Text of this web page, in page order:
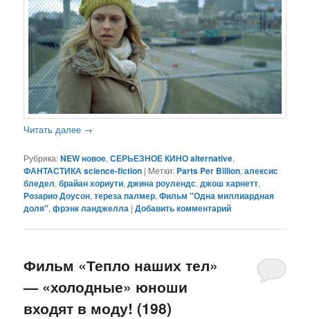
Читать далее →
Рубрика:NEW новое,СЕРЬЕЗНОЕ КИНО alternative,
ФАНТАСТИКА science-fiction | Метки: Parts Per Billion,алексис
бледел,брайан хориути,джина роулендс,джош харнетт,
Розарио Доусон,тереза палмер,Фильм "Одна миллиардная
доля",фрэнк ланджелла |Добавить комментарий
Фильм «Тепло наших тел»
— «холодные» юноши
входят в моду! (198)